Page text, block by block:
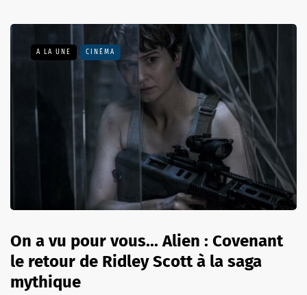
A LA UNE CINÉMA
On a vu pour vous... Alien : Covenant
le retour de Ridley Scott à la saga
mythique